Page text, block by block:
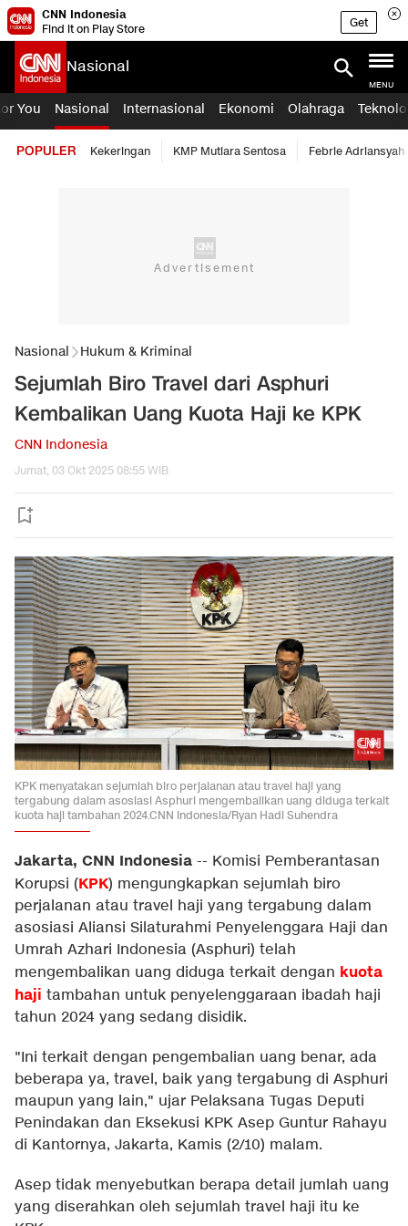
CNN Indonesia
Find it on Play Store
Get
Nasional
MENU
You Nasional Internasional Ekonomi Olahraga
POPULER Kekeringan KMP Mutiara Sentosa Febrie Adriansyah
Nasional Hukum & Kriminal
Sejumlah Biro Travel dari Asphuri
Kembalikan Uang Kuota Haji ke KPK
CNN Indonesia
Jumat, 03 Okt 2025 08:55 WIB
KPK menyatakan sejumlah biro perjalanan atau travel haji yang
tergabung dalam asosiasi Asphuri mengembalikan uang diduga terkait
kuota haji tambahan 2024.CNN Indonesia/Ryan Hadi Suhendra
Jakarta, CNN Indonesia -- Komisi Pemberantasan
Korupsi (KPK) mengungkapkan sejumlah biro
perjalanan atau travel haji yang tergabung dalam
asosiasi Aliansi Silaturahmi Penyelenggara Haji dan
Umrah Azhari Indonesia (Asphuri) telah
mengembalikan uang diduga terkait dengan kuota
haji tambahan untuk penyelenggaraan ibadah haji
tahun 2024 yang sedang disidik.
"Ini terkait dengan pengembalian uang benar, ada
beberapa ya, travel, baik yang tergabung di Asphuri
maupun yang lain," ujar Pelaksana Tugas Deputi
Penindakan dan Eksekusi KPK Asep Guntur Rahayu
di Kantornya, Jakarta, Kamis (2/10) malam.
Asep tidak menyebutkan berapa detail jumlah uang
yang diserahkan oleh sejumlah travel haji itu ke